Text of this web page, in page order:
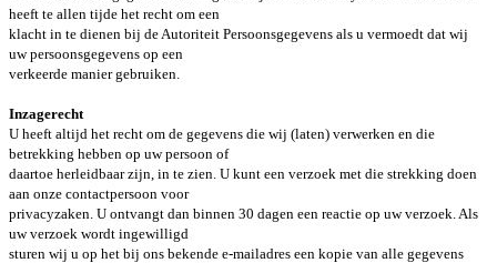
heeft te allen tijde het recht om een
klacht in te dienen bij de Autoriteit Persoonsgegevens als u vermoedt dat wij
uw persoonsgegevens op een
verkeerde manier gebruiken.
Inzagerecht
U heeft altijd het recht om de gegevens die wij (laten) verwerken en die
betrekking hebben op uw persoon of
daartoe herleidbaar zijn, in te zien. U kunt een verzoek met die strekking doen
aan onze contactpersoon voor
privacyzaken. U ontvangt dan binnen 30 dagen een reactie op uw verzoek. Als
uw verzoek wordt ingewilligd
sturen wij u op het bij ons bekende e-mailadres een kopie van alle gegevens